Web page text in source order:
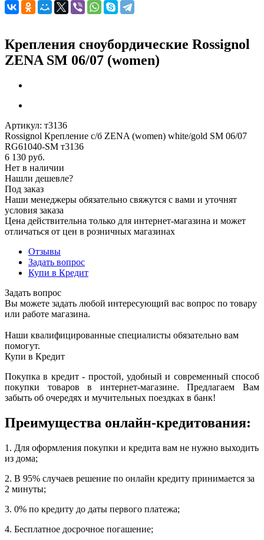
Крепления сноубордические Rossignol
ZENA SM 06/07 (women)
Артикул: т3136
Rossignol Крепление с/б ZENA (women) white/gold SM 06/07
RG61040-SM т3136
6 130 руб.
Нет в наличии
Нашли дешевле?
Под заказ
Наши менеджеры обязательно свяжутся с вами и уточнят
условия заказа
Цена действительна только для интернет-магазина и может
отличаться от цен в розничных магазинах
Отзывы
Задать вопрос
Купи в Кредит
Задать вопрос
Вы можете задать любой интересующий вас вопрос по товару
или работе магазина.
Наши квалифицированные специалисты обязательно вам
помогут.
Купи в Кредит
Покупка в кредит - простой, удобный и современный способ
покупки товаров в интернет-магазине. Предлагаем Вам
забыть об очередях и мучительных поездках в банк!
Преимущества онлайн-кредитования:
1. Для оформления покупки и кредита вам не нужно выходить
из дома;
2. В 95% случаев решение по онлайн кредиту принимается за
2 минуты;
3. 0% по кредиту до даты первого платежа;
4. Бесплатное досрочное погашение;